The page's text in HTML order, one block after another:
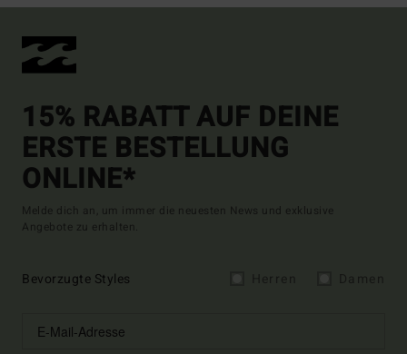
15% RABATT AUF DEINE
ERSTE BESTELLUNG
ONLINE*
Melde dich an, um immer die neuesten News und exklusive
Angebote zu erhalten.
Bevorzugte Styles